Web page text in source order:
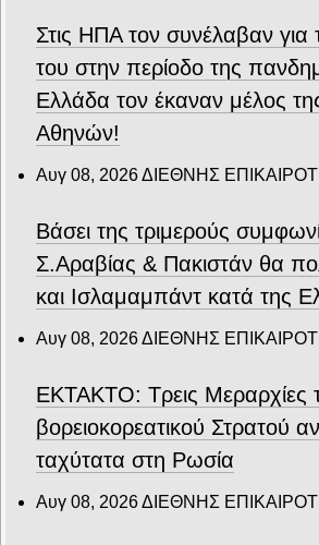
Στις ΗΠΑ τον συνέλαβαν για
του στην περίοδο της
Ελλάδα τον έκαναν μέλος
Αθηνών!
Αυγ 08, 2026ΔΙΕΘΝΗΣ
Βάσει της τριμερούς
Σ.Αραβίας & Πακιστάν θα
και Ισλαμαμπάντ κατά της
Αυγ 08, 2026ΔΙΕΘΝΗΣ
ΕΚΤΑΚΤΟ: Τρεις Μεραρχίες
βορειοκορεατικού Στρατού
ταχύτατα στη Ρωσία
Αυγ 08, 2026ΔΙΕΘΝΗΣ